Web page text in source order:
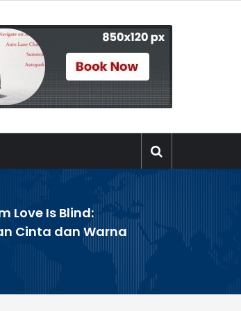
Love Is Blind:
Cinta dan Warna